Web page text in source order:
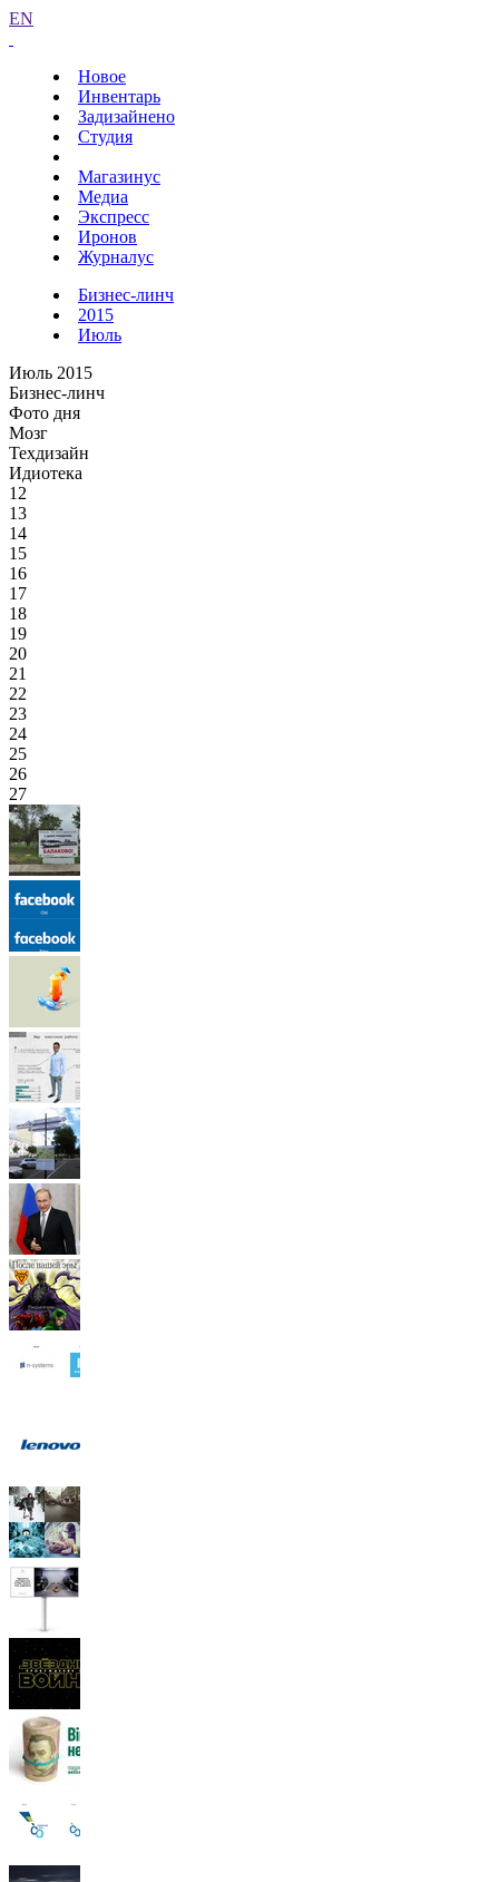
EN
Новое
Инвентарь
Задизайнено
Студия
Магазинус
Медиа
Экспресс
Иронов
Журналус
Бизнес-линч
2015
Июль
Июль 2015
Бизнес-линч
Фото дня
Мозг
Техдизайн
Идиотека
12
13
14
15
16
17
18
19
20
21
22
23
24
25
26
27